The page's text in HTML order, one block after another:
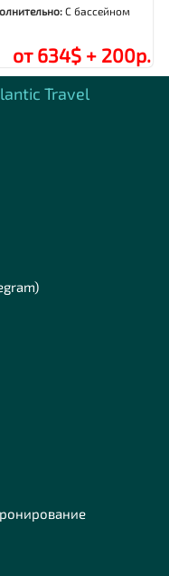
С бассейном
от 634$ + 200р.
Travel